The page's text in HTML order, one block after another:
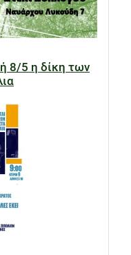
8/5 η δίκη των